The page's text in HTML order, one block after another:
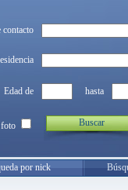
Edad de hasta
Buscar
por nick